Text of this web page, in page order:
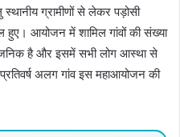
ग्रामीणों से लेकर पड़ोसी
आयोजन में शामिल गांवों की संख्या
है और इसमें सभी लोग आस्था से
अलग गांव इस महाआयोजन की